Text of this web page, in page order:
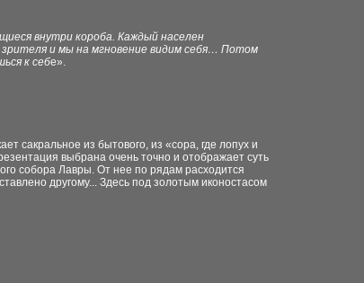
внутри короба. Каждый населен
и мы на мгновение видим себя… Потом
к себе».
сакральное из бытового, из «сора, где лопух и
выбрана очень точно и отображает суть
собора Лавры. От нее по рядам расходится
другому... Здесь под золотым иконостасом